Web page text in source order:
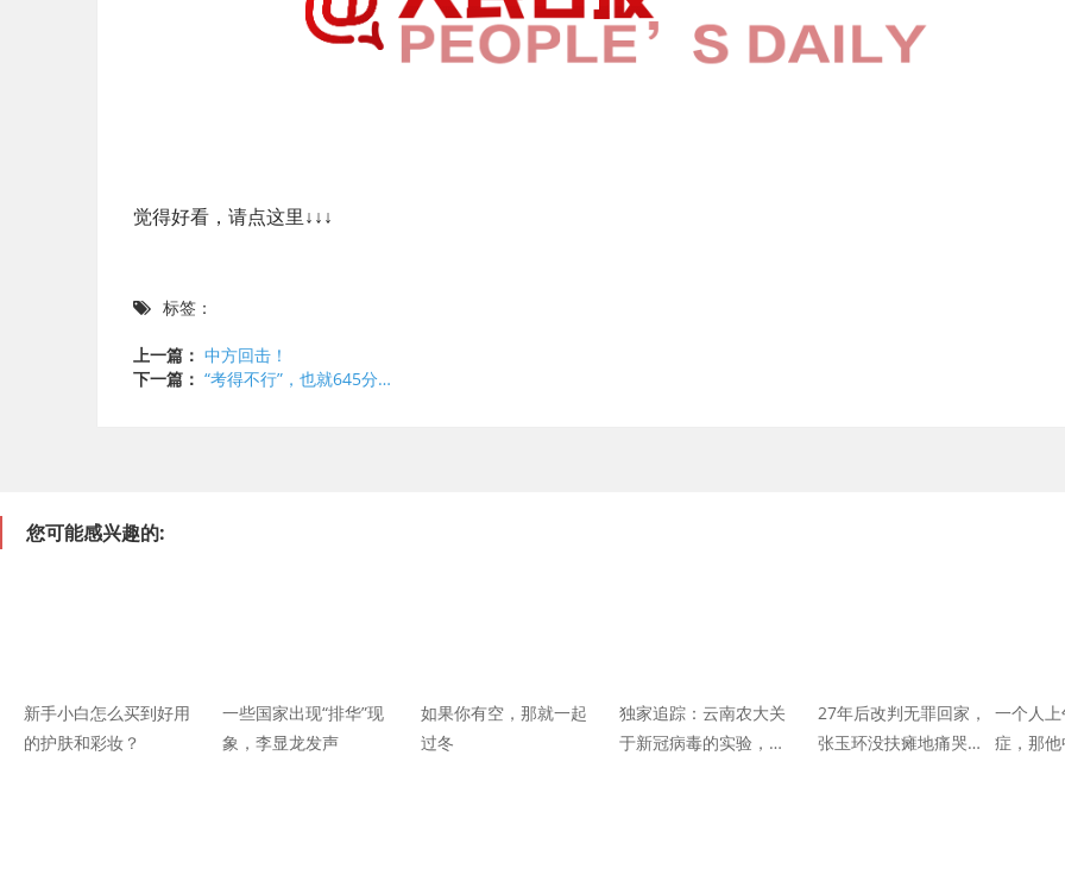
觉得好看，请点这里↓↓↓
标签：
上一篇： 中方回击！
下一篇： “考得不行”，也就645分…
您可能感兴趣的:
新手小白怎么买到好用
的护肤和彩妆？
一些国家出现“排华”现
象，李显龙发声
如果你有空，那就一起
过冬
独家追踪：云南农大关
于新冠病毒的实验，为
27年后改判无罪回家，
张玉环没扶瘫地痛哭的
一个人
症，那